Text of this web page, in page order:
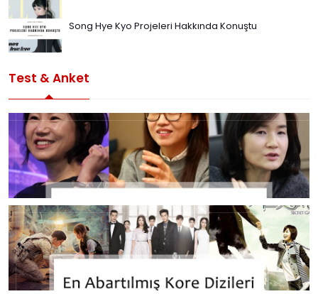
Song Hye Kyo Projeleri Hakkında Konuştu
Test & Anket